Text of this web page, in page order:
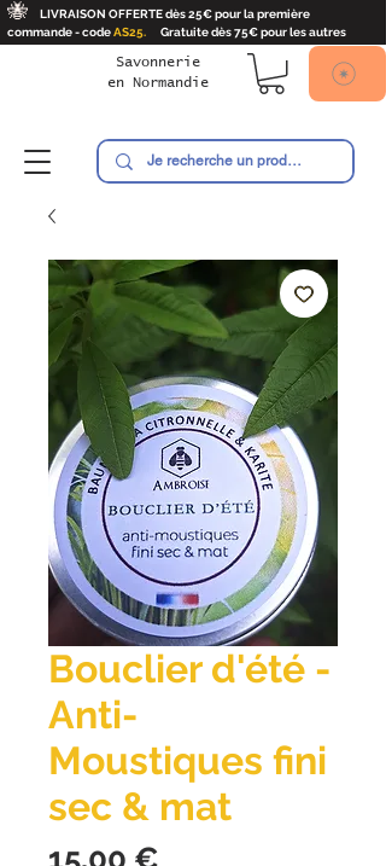
🐝
LIVRAISON OFFERTE dès 25€ pour la première
commande - codeAS25. Gratuite dès 75€ pour les autres
Savonnerie
en Normandie
Bouclier d'été -
Anti-
Moustiques fini
sec & mat
15,00 €